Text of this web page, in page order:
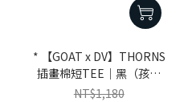
* 【GOAT x DV】THORNS
插畫棉短TEE｜黑（孩童
版）
NT$1,180